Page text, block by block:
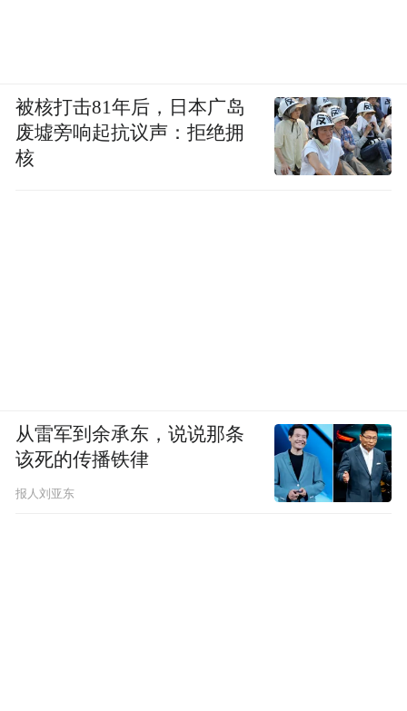
被核打击81年后，日本广岛
废墟旁响起抗议声：拒绝拥
核
从雷军到余承东，说说那条
该死的传播铁律
报人刘亚东